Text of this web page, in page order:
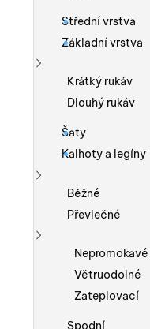
Střední vrstva
Základní vrstva
Zobrazit více
Krátký rukáv
Dlouhý rukáv
Šaty
Kalhoty a legíny
Zobrazit více
Běžné
Převlečné
Zobrazit více
Nepromokavé
Větruodolné
Zateplovací
Spodní